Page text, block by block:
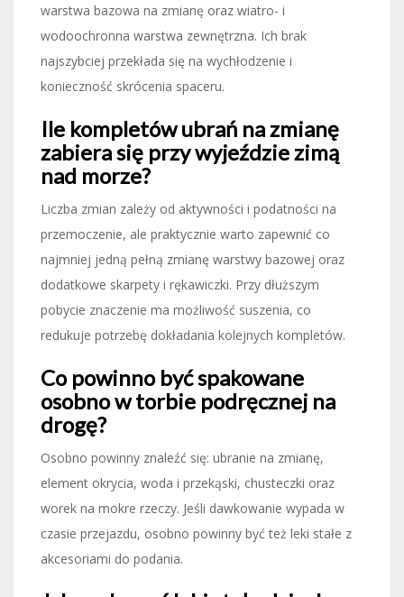
warstwa bazowa na zmianę oraz wiatro- i
wodoochronna warstwa zewnętrzna. Ich brak
najszybciej przekłada się na wychłodzenie i
konieczność skrócenia spaceru.
Ile kompletów ubrań na zmianę
zabiera się przy wyjeździe zimą
nad morze?
Liczba zmian zależy od aktywności i podatności na
przemoczenie, ale praktycznie warto zapewnić co
najmniej jedną pełną zmianę warstwy bazowej oraz
dodatkowe skarpety i rękawiczki. Przy dłuższym
pobycie znaczenie ma możliwość suszenia, co
redukuje potrzebę dokładania kolejnych kompletów.
Co powinno być spakowane
osobno w torbie podręcznej na
drogę?
Osobno powinny znaleźć się: ubranie na zmianę,
element okrycia, woda i przekąski, chusteczki oraz
worek na mokre rzeczy. Jeśli dawkowanie wypada w
czasie przejazdu, osobno powinny być też leki stałe z
akcesoriami do podania.